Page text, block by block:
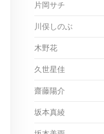
片岡サチ
川俣しのぶ
木野花
久世星佳
齋藤陽介
坂本真綾